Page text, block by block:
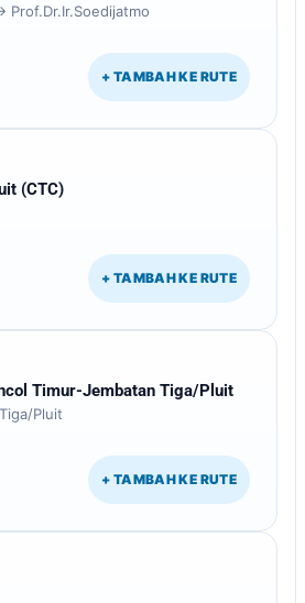
Prof.Dr.Ir.Soedijatmo
+ TAMBAH KE RUTE
(CTC)
+ TAMBAH KE RUTE
Timur-Jembatan Tiga/Pluit
Pluit
+ TAMBAH KE RUTE